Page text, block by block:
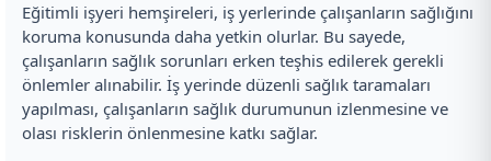
Eğitimli işyeri hemşireleri, iş yerlerinde çalışanların sağlığını
koruma konusunda daha yetkin olurlar. Bu sayede,
çalışanların sağlık sorunları erken teşhis edilerek gerekli
önlemler alınabilir. İş yerinde düzenli sağlık taramaları
yapılması, çalışanların sağlık durumunun izlenmesine ve
olası risklerin önlenmesine katkı sağlar.